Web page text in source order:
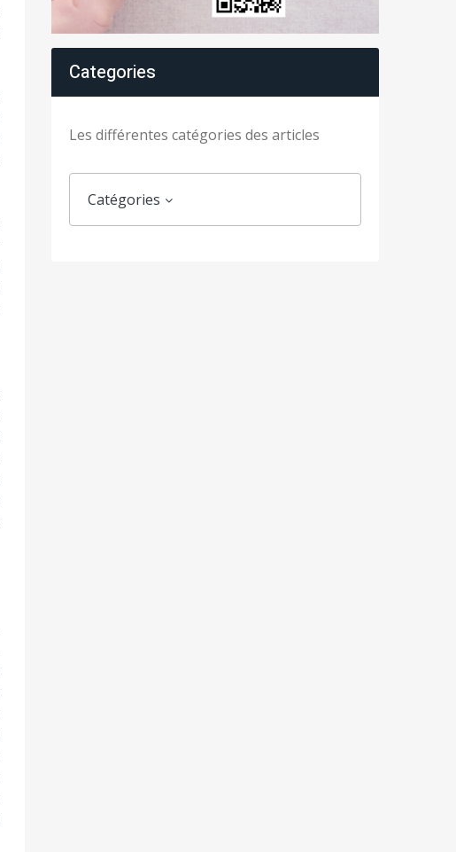
Categories
Les différentes catégories des articles
Catégories